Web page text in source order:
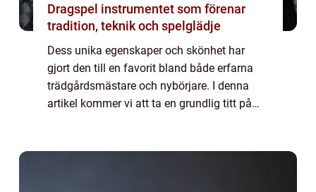
Dragspel instrumentet som förenar
tradition, teknik och spelglädje
Dess unika egenskaper och skönhet har
gjort den till en favorit bland både erfarna
trädgårdsmästare och nybörjare. I denna
artikel kommer vi att ta en grundlig titt på